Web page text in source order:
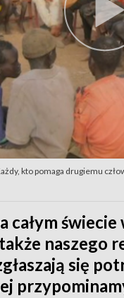
kto pomaga drugiemu
całym
naszego
się